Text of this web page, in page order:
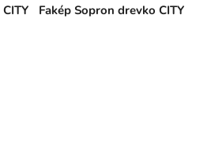
Fakép Sopron drevko CITY